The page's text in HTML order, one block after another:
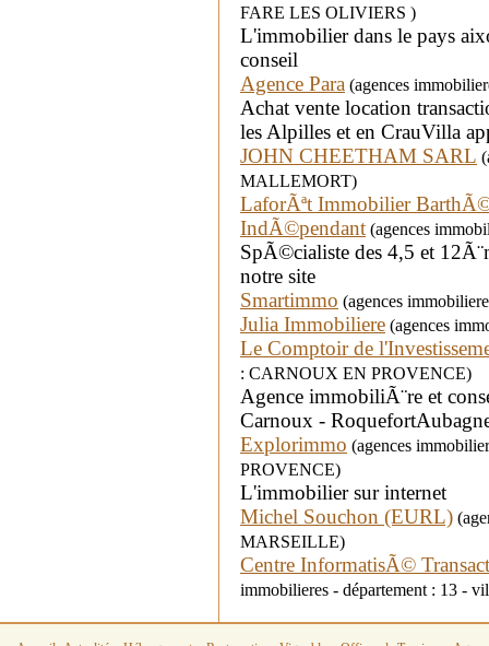
FARE LES OLIVIERS )
L'immobilier dans le pays
conseil
Agence Para (agences
Achat vente location
les Alpilles et en CrauVilla
JOHN CHEETHAM SARL
MALLEMORT)
LaforÃªt Immobilier
IndÃ©pendant (agences
SpÃ©cialiste des 4,5 et
notre site
Smartimmo (agences
Julia Immobiliere (agences
Le Comptoir de
: CARNOUX EN PROVENCE)
Agence immobiliÃ¨re et
Carnoux -
Explorimmo (agences
PROVENCE)
L'immobilier sur internet
Michel Souchon (EURL)
MARSEILLE)
Centre InformatisÃ©
immobilieres - département : 13 -